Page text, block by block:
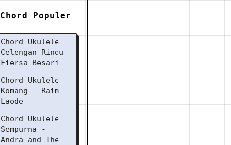
Chord Populer
Chord Ukulele
Celengan Rindu
Fiersa Besari
Chord Ukulele
Komang - Raim
Laode
Chord Ukulele
Sempurna -
Andra and The